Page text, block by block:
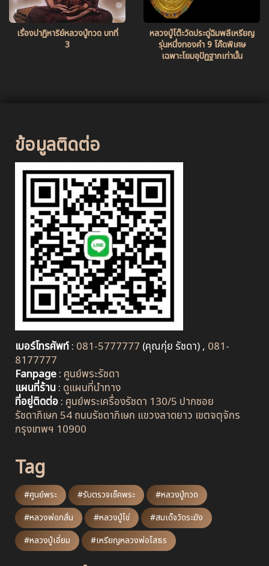
เรื่องปาฏิหาริย์หลวงปู่ทวด บทที่
3
หลวงปู่โต๊ะวัดประดู่ฉิมพลีเหรียญ
รุ่นหนึ่งทองคำ 9 โค๊ดพิเศษ
เฉพาะโยมอุปัฏฐากเท่านั้น
ข้อมูลติดต่อ
เบอร์โทรศัพท์: 081-5777777 (คุณกุ่ย รัชดา) , 081-
8177777
Fanpage: ศูนย์พระรัชดา
แผนที่ร้าน: ดูแผนที่นำทาง
ที่อยู่ติดต่อ: ศูนย์พระเครื่องรัชดา 130/5 ปากซอย
รัชดาภิเษก 54 ถนนรัชดาภิเษก แขวงลาดยาว เขตจตุจักร
กรุงเทพฯ 10900
Tag
#ศูนย์พระ #รับตรวจเช็คพระ
#หลวงปู่ทวด
#หลวงพ่อกลั่น
#หลวงปู่ไข่
#สมเด็จวัดระฆัง
#หลวงปู่เอี่ยม
#เหรียญหลวงพ่อโสธร